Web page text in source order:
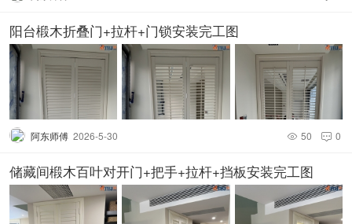
阳台椴木折叠门+拉杆+门锁安装完工图
阿东师傅 2026-5-30  0
 50
储藏间椴木百叶对开门+把手+拉杆+挡板安装完工图